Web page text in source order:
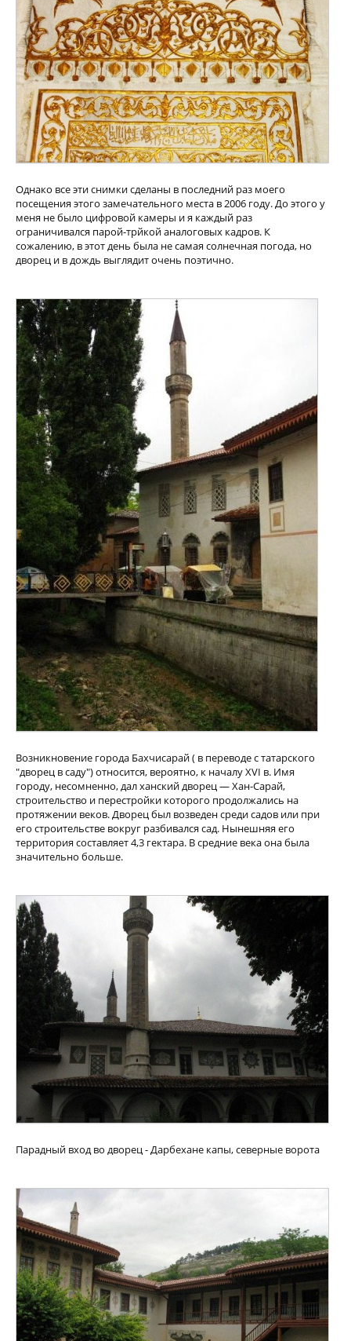
Однако все эти снимки сделаны в последний раз моего
посещения этого замечательного места в 2006 году. До этого у
меня не было цифровой камеры и я каждый раз
ограничивался парой-трйкой аналоговых кадров. К
сожалению, в этот день была не самая солнечная погода, но
дворец и в дождь выглядит очень поэтично.
Возникновение города Бахчисарай ( в переводе с татарского
"дворец в саду") относится, вероятно, к началу XVI в. Имя
городу, несомненно, дал ханский дворец — Хан-Сарай,
строительство и перестройки которого продолжались на
протяжении веков. Дворец был возведен среди садов или при
его строительстве вокруг разбивался сад. Нынешняя его
территория составляет 4,3 гектара. В средние века она была
значительно больше.
Парадный вход во дворец - Дарбехане капы, северные ворота